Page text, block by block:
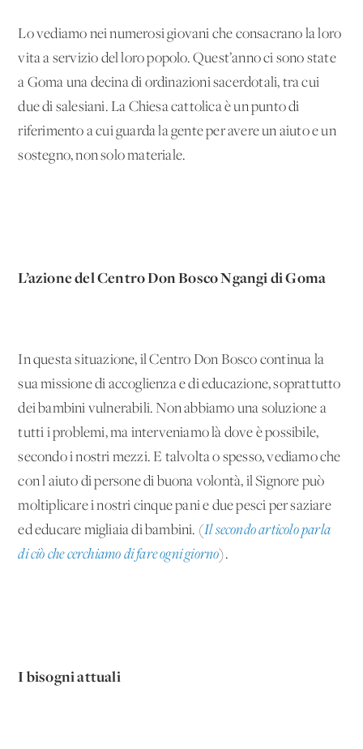
Lo vediamo nei numerosi giovani che consacrano la loro
vita a servizio del loro popolo. Quest’anno ci sono state
a Goma una decina di ordinazioni sacerdotali, tra cui
due di salesiani. La Chiesa cattolica è un punto di
riferimento a cui guarda la gente per avere un aiuto e un
sostegno, non solo materiale.
L’azione del Centro Don Bosco Ngangi di Goma
In questa situazione, il Centro Don Bosco continua la
sua missione di accoglienza e di educazione, soprattutto
dei bambini vulnerabili. Non abbiamo una soluzione a
tutti i problemi, ma interveniamo là dove è possibile,
secondo i nostri mezzi. E talvolta o spesso, vediamo che
con l'aiuto di persone di buona volontà, il Signore può
moltiplicare i nostri cinque pani e due pesci per saziare
ed educare migliaia di bambini. (Il secondo articolo parla
di ciò che cerchiamo di fare ogni giorno).
I bisogni attuali